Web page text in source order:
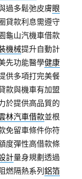
過多鬆弛皮膚眼
貸款利息需遵守
龜山汽機車借款
機械提升自動計
先功能醫學健康
供多項打完美餐
款與機車有加盟
於提供高品質的
林汽車借款並根
免留車條件你符
度彈性高借款條
計量身規劃透過
燃隔熱系列鋁箔